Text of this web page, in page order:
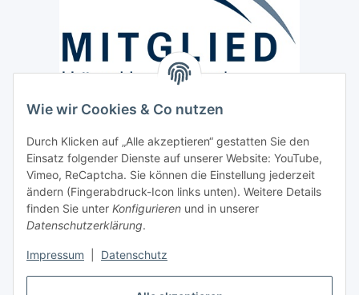
Wie wir Cookies & Co nutzen
Durch Klicken auf „Alle akzeptieren“ gestatten Sie den
Einsatz folgender Dienste auf unserer Website: YouTube,
Vimeo, ReCaptcha. Sie können die Einstellung jederzeit
ändern (Fingerabdruck-Icon links unten). Weitere Details
finden Sie unter Konfigurieren und in unserer
Datenschutzerklärung.
Impressum Datenschutz
Paketdienst und Spedition
Regionaler Lieferservice im Umkreis von ca. 60 Km
Sicherheit